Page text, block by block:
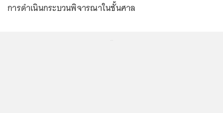
การดำเนินกระบวนพิจารณาในชั้นศาล